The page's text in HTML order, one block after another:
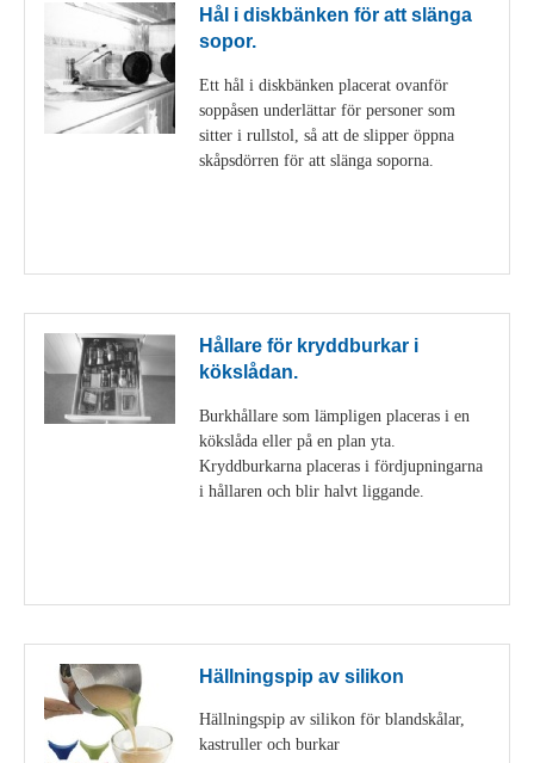
Hål i diskbänken för att slänga
sopor.
Ett hål i diskbänken placerat ovanför
soppåsen underlättar för personer som
sitter i rullstol, så att de slipper öppna
skåpsdörren för att slänga soporna.
Hållare för kryddburkar i
kökslådan.
Burkhållare som lämpligen placeras i en
kökslåda eller på en plan yta.
Kryddburkarna placeras i fördjupningarna
i hållaren och blir halvt liggande.
Hällningspip av silikon
Hällningspip av silikon för blandskålar,
kastruller och burkar